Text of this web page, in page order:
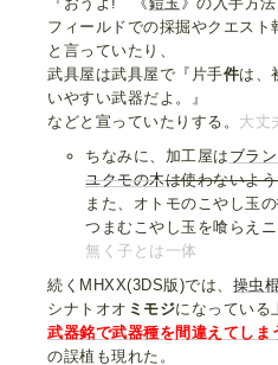
フィールドでの採掘やクエスト
と言っていたり、
武具屋は武具屋で『片手件は、
いやすい武器だよ。』
などと宣っていたりする。 大丈
ちなみに、加工屋は ブラン
ユクモの木は使わないよ
また、オトモのこやし玉
つまむこやし玉を喰らえ
無く子とは一体
続くMHXX(3DS版)では、 操虫
シナトオオ ミモジになっている
武器銘で武器種を間違えてしま
の誤植も現れた。